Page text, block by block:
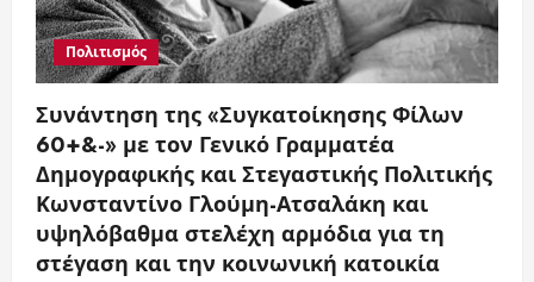
Πολιτισμός
Συνάντηση της «Συγκατοίκησης Φίλων
60+&-» με τον Γενικό Γραμματέα
Δημογραφικής και Στεγαστικής Πολιτικής
Κωνσταντίνο Γλούμη-Ατσαλάκη και
υψηλόβαθμα στελέχη αρμόδια για τη
στέγαση και την κοινωνική κατοικία